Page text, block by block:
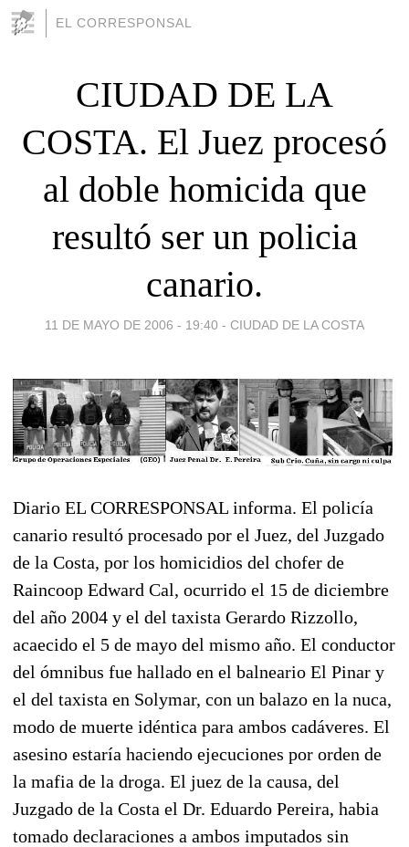
EL CORRESPONSAL
CIUDAD DE LA
COSTA. El Juez procesó
al doble homicida que
resultó ser un policia
canario.
11 DE MAYO DE 2006 - 19:40 - CIUDAD DE LA COSTA
Diario EL CORRESPONSAL informa. El policía
canario resultó procesado por el Juez, del Juzgado
de la Costa, por los homicidios del chofer de
Raincoop Edward Cal, ocurrido el 15 de diciembre
del año 2004 y el del taxista Gerardo Rizzollo,
acaecido el 5 de mayo del mismo año. El conductor
del ómnibus fue hallado en el balneario El Pinar y
el del taxista en Solymar, con un balazo en la nuca,
modo de muerte idéntica para ambos cadáveres. El
asesino estaría haciendo ejecuciones por orden de
la mafia de la droga. El juez de la causa, del
Juzgado de la Costa el Dr. Eduardo Pereira, habia
tomado declaraciones a ambos imputados sin